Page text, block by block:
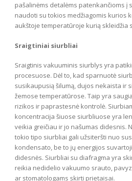
pašalinėms detalėms patenkančioms į
naudoti su tokios medžiagomis kurios
aukštoje temperatūroje kurią skleidžia
Sraigtiniai siurbliai
Sraigtinis vakuuminis siurblys yra
procesuose. Dėl to, kad sparnuotė
susikaupusią šilumą, dujos nekaista ir
žemose temperatūrose. Taip yra
rizikos ir paprastesnė kontrolė.
koncentracija šiuose siurbliuose yra
veikia greičiau ir jo našumas didesnis.
tokio tipo siurbliai gali užsiteršti nuo
kondensato, be to jų energijos
didesnės. Siurbliai su diafragma yra
reikia nedidelio vakuumo srauto,
ar stomatologams skirti prietaisai.